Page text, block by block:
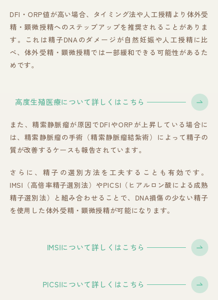
DFI・ORP値が高い場合、タイミング法や人工授精より体外受
精・顕微授精へのステップアップを推奨されることがありま
す。これは精子DNAのダメージが自然妊娠や人工授精に比
べ、体外受精・顕微授精では一部緩和できる可能性があるた
めです。
高度生殖医療について詳しくはこちら
また、精索静脈瘤が原因でDFIやORPが上昇している場合に
は、精索静脈瘤の手術（精索静脈瘤結紮術）によって精子の
質が改善するケースも報告されています。
さらに、精子の選別方法を工夫することも有効です。
IMSI（高倍率精子選別法）やPICSI（ヒアルロン酸による成熟
精子選別法）と組み合わせることで、DNA損傷の少ない精子
を使用した体外受精・顕微授精が可能になります。
IMSIについて詳しくはこちら
PICSIについて詳しくはこちら